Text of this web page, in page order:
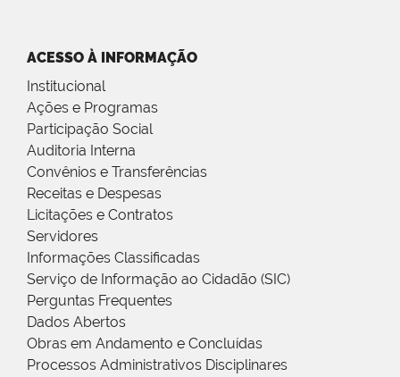
ACESSO À INFORMAÇÃO
Institucional
Ações e Programas
Participação Social
Auditoria Interna
Convênios e Transferências
Receitas e Despesas
Licitações e Contratos
Servidores
Informações Classificadas
Serviço de Informação ao Cidadão (SIC)
Perguntas Frequentes
Dados Abertos
Obras em Andamento e Concluídas
Processos Administrativos Disciplinares